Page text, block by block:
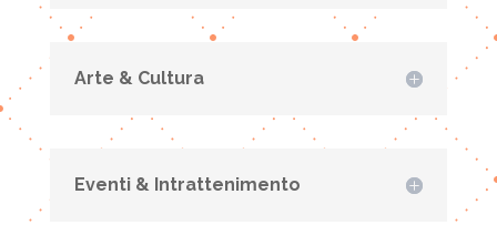
Arte & Cultura
Eventi & Intrattenimento